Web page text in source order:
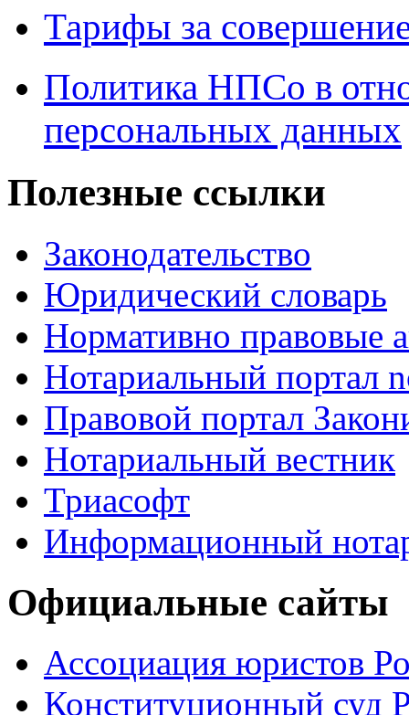
Тарифы за
Политика НПСо в
персональных данных
Полезные ссылки
Законодательство
Юридический словарь
Нормативно правовые
Нотариальный портал
Правовой портал
Нотариальный вестник
Триасофт
Информационный
Официальные сайты
Ассоциация юристов
Конституционный суд